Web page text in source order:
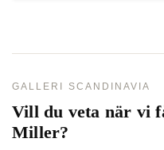
GALLERI SCANDINAVIA
Vill du veta när vi
Miller?